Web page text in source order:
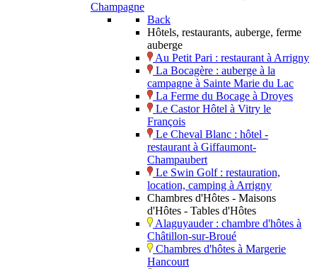
Champagne
Back
Hôtels, restaurants, auberge, ferme
auberge
Au Petit Pari : restaurant à Arrigny
La Bocagère : auberge à la
campagne à Sainte Marie du Lac
La Ferme du Bocage à Droyes
Le Castor Hôtel à Vitry le
François
Le Cheval Blanc : hôtel -
restaurant à Giffaumont-
Champaubert
Le Swin Golf : restauration,
location, camping à Arrigny
Chambres d'Hôtes - Maisons
d'Hôtes - Tables d'Hôtes
Alaguyauder : chambre d'hôtes à
Châtillon-sur-Broué
Chambres d'hôtes à Margerie
Hancourt